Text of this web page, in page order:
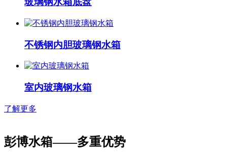
不锈钢内胆玻璃钢水箱
室内玻璃钢水箱
了解更多
彭博水箱——多重优势